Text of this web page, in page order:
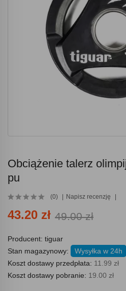
Obciążenie talerz
pu
(0) Napisz recenzję
43.20 zł 49.00 zł
Producent: tiguar
Stan magazynowy:
Wysyłka w 24h
Koszt dostawy przedpłata: 11.99 zł
Koszt dostawy pobranie: 19.00 zł